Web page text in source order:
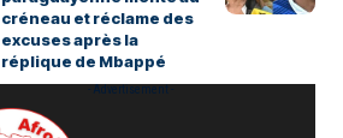
créneau et réclame des
excuses après la
réplique de Mbappé
- Advertisement -